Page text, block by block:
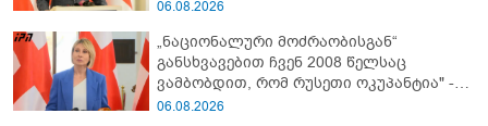
06.08.2026
„ნაციონალური მოძრაობისგან“
განსხვავებით ჩვენ 2008 წელსაც
ვამბობდით, რომ რუსეთი ოკუპანტია" -
ნინო წილოსანი
06.08.2026